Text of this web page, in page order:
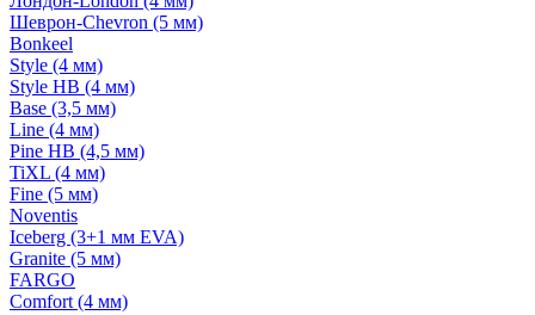
Шеврон-Chevron (5 мм)
Bonkeel
Style (4 мм)
Style HB (4 мм)
Base (3,5 мм)
Line (4 мм)
Pine HB (4,5 мм)
TiXL (4 мм)
Fine (5 мм)
Noventis
Iceberg (3+1 мм EVA)
Granite (5 мм)
FARGO
Comfort (4 мм)